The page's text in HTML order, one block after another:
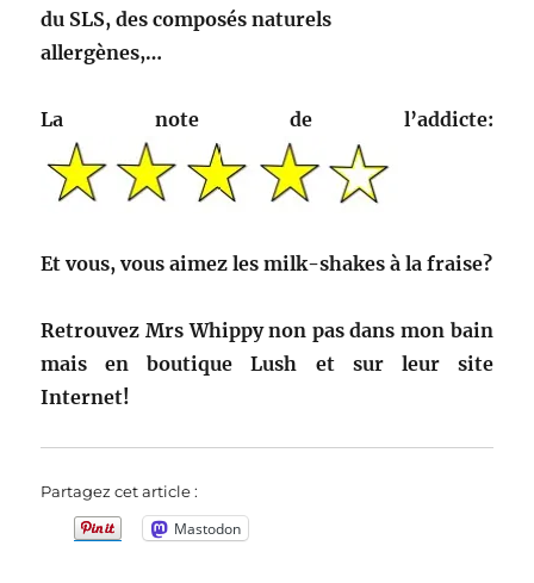
du SLS, des composés naturels
allergènes,…
La note de l’addicte:
Et vous, vous aimez les milk-shakes à la fraise?
Retrouvez Mrs Whippy non pas dans mon bain
mais en boutique Lush et sur leur site
Internet!
Partagez cet article :
Mastodon